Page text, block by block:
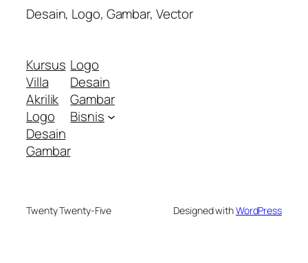
Desain, Logo, Gambar, Vector
Kursus
Villa
Akrilik
Logo
Desain
Gambar
Logo
Desain
Gambar
Bisnis
Twenty Twenty-Five Designed withWordPress